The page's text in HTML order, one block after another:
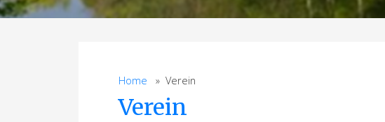
Home » Verein
Verein